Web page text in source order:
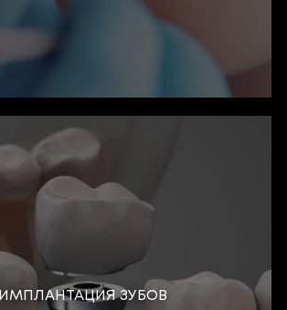
ИМПЛАНТАЦИЯ ЗУБОВ